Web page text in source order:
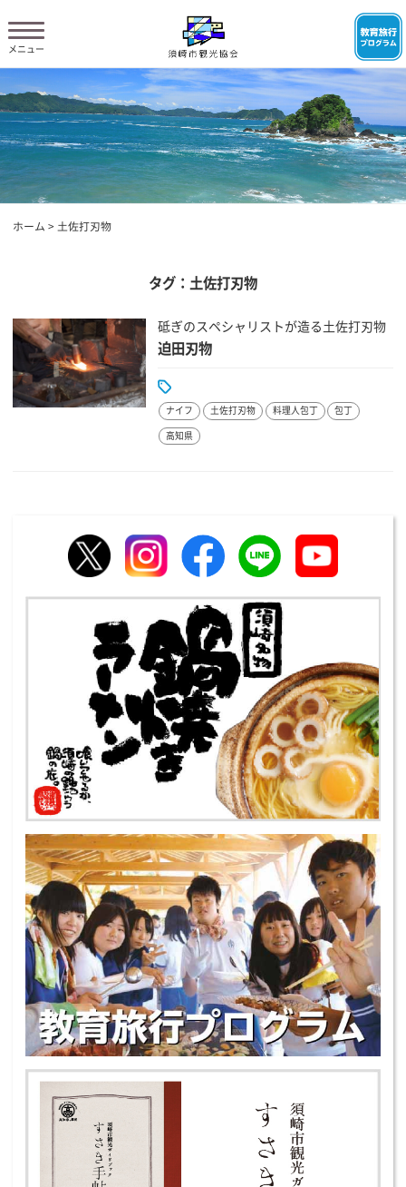
ホーム > 土佐打刃物
タグ：土佐打刃物
砥ぎのスペシャリストが造る土佐打刃物
迫田刃物
ナイフ 土佐打刃物 料理人包丁 包丁
高知県